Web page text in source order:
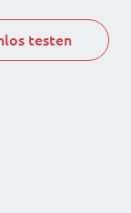
testen